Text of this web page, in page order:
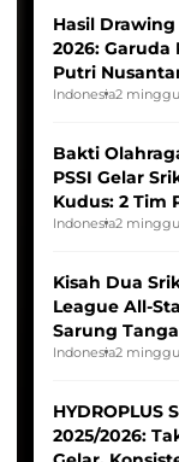
Hasil
2026:
Putri
Indonesia2
Bakti
PSSI Gelar
Kudus: 2 Tim
Tim Asia
Indonesia2
Kisah Dua
League All-
Sarung
Pernah
Indonesia2
HYDROPLUS
2025/2026: